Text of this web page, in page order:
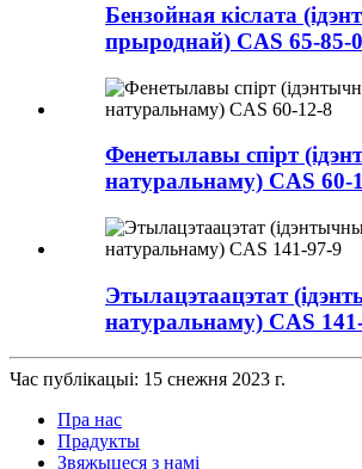
Бензойная кіслата
прыроднай) CAS 65-85-0
Фенетылавы спірт
натуральнаму) CAS 60-
Этылацэтаацэтат
натуральнаму) CAS
Час публікацыі: 15 снежня 2023 г.
Пра нас
Прадукты
Звяжыцеся з намі